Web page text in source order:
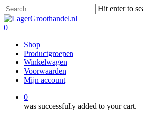
Skip
to
main
Hit enter to
Close
Search
0
Shop
Productgroepen
Winkelwagen
Voorwaarden
Mijn account
0
was successfully added to your cart.